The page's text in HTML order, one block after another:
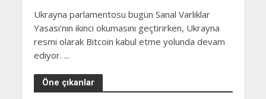
Ukrayna parlamentosu bugün Sanal Varlıklar
Yasası’nın ikinci okumasını geçtirirken, Ukrayna
resmi olarak Bitcoin kabul etme yolunda devam
ediyor. ...
Öne çıkanlar